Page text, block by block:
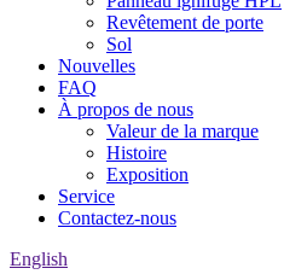
Revêtement de porte
Sol
Nouvelles
FAQ
À propos de nous
Valeur de la marque
Histoire
Exposition
Service
Contactez-nous
English